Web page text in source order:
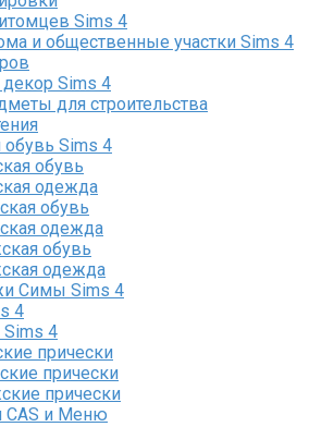
Sims 4
и общественные участки Sims 4
Sims 4
для строительства
Sims 4
обувь
одежда
обувь
одежда
обувь
одежда
Симы Sims 4
4
Sims 4
прически
прически
прически
и Меню